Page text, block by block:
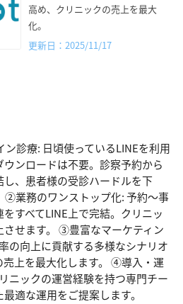
高め、クリニックの売上を最大
化。
更新日：2025/11/17
診療: 日頃使っているLINEを利用
ンロードは不要。診察予約から
、患者様の受診ハードルを下
②業務のワンストップ化: 予約〜事
すべてLINE上で完結。クリニッ
せます。 ③豊富なマーケティン
の向上に貢献する多様なシナリオ
上を最大化します。 ④導入・運
ニックの運営経験を持つ専門チー
適な運用をご提案します。